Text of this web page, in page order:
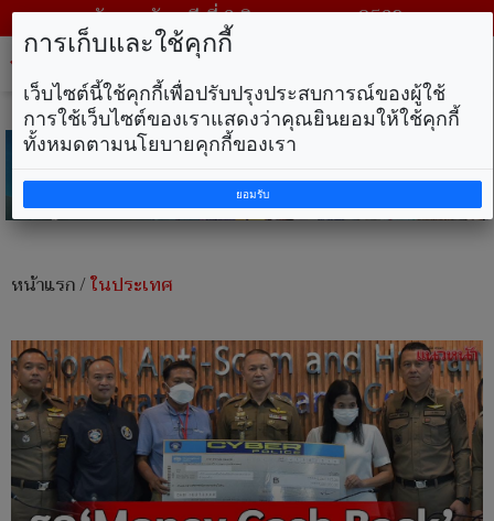
วันพฤหัสบดี ที่ 6 สิงหาคม พ.ศ. 2569
หน้าแรก/ในประเทศ
การเก็บและใช้คุกกี้
เว็บไซต์นี้ใช้คุกกี้เพื่อปรับปรุงประสบการณ์ของผู้ใช้
การใช้เว็บไซต์ของเราแสดงว่าคุณยินยอมให้ใช้คุกกี้
ทั้งหมดตามนโยบายคุกกี้ของเรา
ยอมรับ